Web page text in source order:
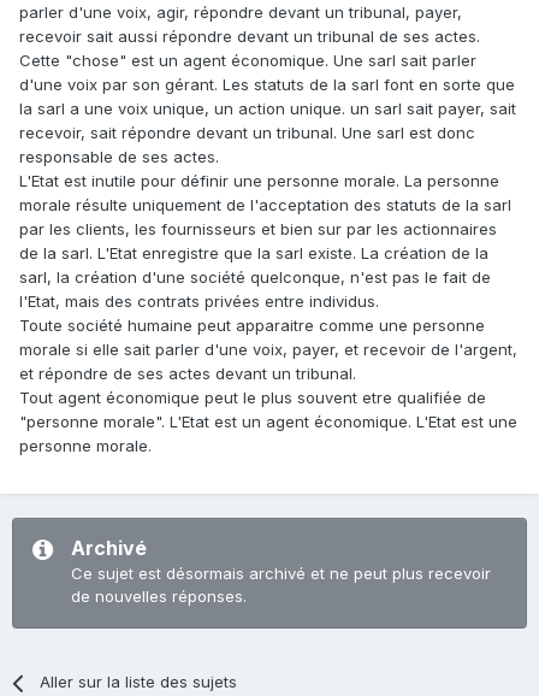
parler d'une voix, agir, répondre devant un tribunal, payer,
recevoir sait aussi répondre devant un tribunal de ses actes.
Cette "chose" est un agent économique. Une sarl sait parler
d'une voix par son gérant. Les statuts de la sarl font en sorte que
la sarl a une voix unique, un action unique. un sarl sait payer, sait
recevoir, sait répondre devant un tribunal. Une sarl est donc
responsable de ses actes.
L'Etat est inutile pour définir une personne morale. La personne
morale résulte uniquement de l'acceptation des statuts de la sarl
par les clients, les fournisseurs et bien sur par les actionnaires
de la sarl. L'Etat enregistre que la sarl existe. La création de la
sarl, la création d'une société quelconque, n'est pas le fait de
l'Etat, mais des contrats privées entre individus.
Toute société humaine peut apparaitre comme une personne
morale si elle sait parler d'une voix, payer, et recevoir de l'argent,
et répondre de ses actes devant un tribunal.
Tout agent économique peut le plus souvent etre qualifiée de
"personne morale". L'Etat est un agent économique. L'Etat est une
personne morale.
Archivé
Ce sujet est désormais archivé et ne peut plus recevoir
de nouvelles réponses.
Aller sur la liste des sujets